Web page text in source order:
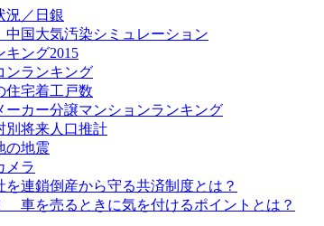
況／日銀
国大気汚染シミュレーション
キング2015
ンランキング
住宅着工戸数
ーカー分譲マンションランキング
別将来人口推計
の地震
メラ
を連鎖倒産から守る共済制度とは？
車を売るときに気を付けるポイントとは？